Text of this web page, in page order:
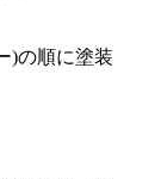
)の順に塗装